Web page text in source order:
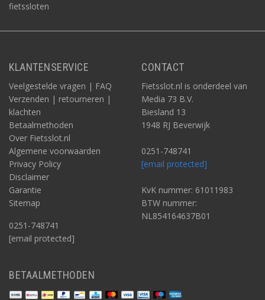
fietssloten
KLANTENSERVICE
Veelgestelde vragen | FAQ
Verzenden | retourneren |
klachten
Betaalmethoden
Over Fietsslot.nl
Algemene voorwaarden
Privacy Policy
Disclaimer
Garantie
Sitemap
0251-748741
[email protected]
CONTACT
Fietsslot.nl is onderdeel van
Media 73 B.V.
Biesland 13
1948 RJ Beverwijk
0251-748741
[email protected]
KvK nummer: 61011983
BTW nummer:
NL854164637B01
BETAALMETHODEN